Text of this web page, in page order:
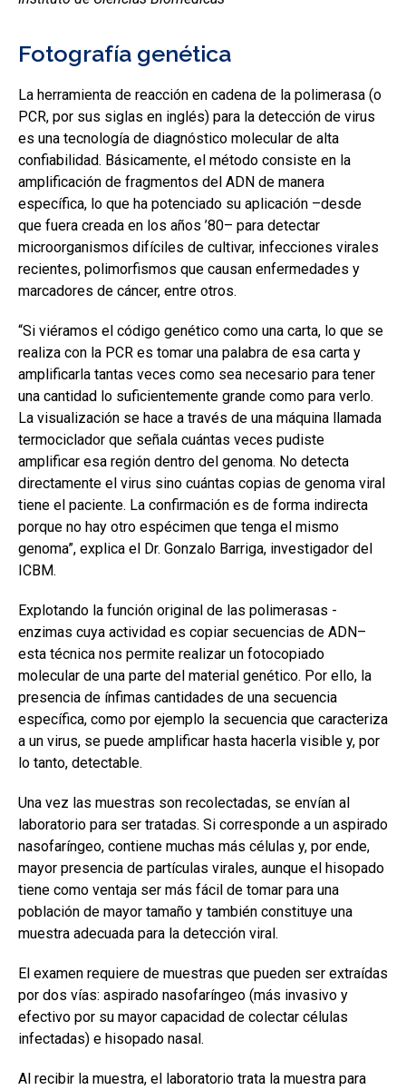
Fotografía genética
La herramienta de reacción en cadena de la polimerasa (o
PCR, por sus siglas en inglés) para la detección de virus
es una tecnología de diagnóstico molecular de alta
confiabilidad. Básicamente, el método consiste en la
amplificación de fragmentos del ADN de manera
específica, lo que ha potenciado su aplicación –desde
que fuera creada en los años ’80– para detectar
microorganismos difíciles de cultivar, infecciones virales
recientes, polimorfismos que causan enfermedades y
marcadores de cáncer, entre otros.
“Si viéramos el código genético como una carta, lo que se
realiza con la PCR es tomar una palabra de esa carta y
amplificarla tantas veces como sea necesario para tener
una cantidad lo suficientemente grande como para verlo.
La visualización se hace a través de una máquina llamada
termociclador que señala cuántas veces pudiste
amplificar esa región dentro del genoma. No detecta
directamente el virus sino cuántas copias de genoma viral
tiene el paciente. La confirmación es de forma indirecta
porque no hay otro espécimen que tenga el mismo
genoma”, explica el Dr. Gonzalo Barriga, investigador del
ICBM.
Explotando la función original de las polimerasas -
enzimas cuya actividad es copiar secuencias de ADN–
esta técnica nos permite realizar un fotocopiado
molecular de una parte del material genético. Por ello, la
presencia de ínfimas cantidades de una secuencia
específica, como por ejemplo la secuencia que caracteriza
a un virus, se puede amplificar hasta hacerla visible y, por
lo tanto, detectable.
Una vez las muestras son recolectadas, se envían al
laboratorio para ser tratadas. Si corresponde a un aspirado
nasofaríngeo, contiene muchas más células y, por ende,
mayor presencia de partículas virales, aunque el hisopado
tiene como ventaja ser más fácil de tomar para una
población de mayor tamaño y también constituye una
muestra adecuada para la detección viral.
El examen requiere de muestras que pueden ser extraídas
por dos vías: aspirado nasofaríngeo (más invasivo y
efectivo por su mayor capacidad de colectar células
infectadas) e hisopado nasal.
Al recibir la muestra, el laboratorio trata la muestra para